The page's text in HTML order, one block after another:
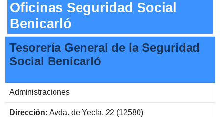
Oficinas Seguridad Social
Benicarló
Tesorería General de la Seguridad
Social Benicarló
Administraciones
Dirección: Avda. de Yecla, 22 (12580)